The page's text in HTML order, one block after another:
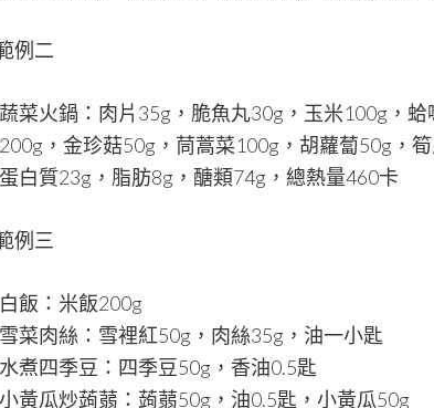
例二
蔬菜火鍋：肉片35g，脆魚丸30g，玉米100g，
200g，金珍菇50g，茼蒿菜100g，胡蘿蔔50g，
蛋白質23g，脂肪8g，醣類74g，總熱量460卡
例三
白飯：米飯200g
雪菜肉絲：雪裡紅50g，肉絲35g，油一小匙
水煮四季豆：四季豆50g，香油0.5匙
小黃瓜炒蒟蒻：蒟蒻50g，油0.5匙，小黃瓜50g